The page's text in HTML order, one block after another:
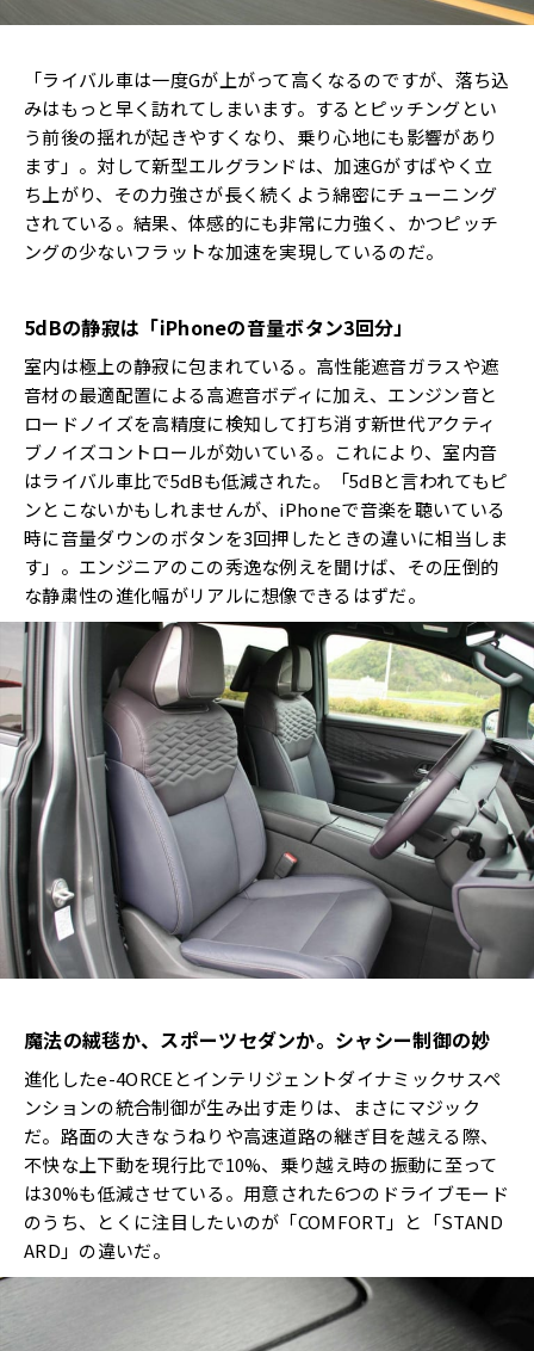
「ライバル車は一度Gが上がって高くなるのですが、落ち込
みはもっと早く訪れてしまいます。するとピッチングとい
う前後の揺れが起きやすくなり、乗り心地にも影響があり
ます」。対して新型エルグランドは、加速Gがすばやく立
ち上がり、その力強さが長く続くよう綿密にチューニング
されている。結果、体感的にも非常に力強く、かつピッチ
ングの少ないフラットな加速を実現しているのだ。
5dBの静寂は「iPhoneの音量ボタン3回分」
室内は極上の静寂に包まれている。高性能遮音ガラスや遮
音材の最適配置による高遮音ボディに加え、エンジン音と
ロードノイズを高精度に検知して打ち消す新世代アクティ
ブノイズコントロールが効いている。これにより、室内音
はライバル車比で5dBも低減された。「5dBと言われてもピ
ンとこないかもしれませんが、iPhoneで音楽を聴いている
時に音量ダウンのボタンを3回押したときの違いに相当しま
す」。エンジニアのこの秀逸な例えを聞けば、その圧倒的
な静粛性の進化幅がリアルに想像できるはずだ。
魔法の絨毯か、スポーツセダンか。シャシー制御の妙
進化したe-4ORCEとインテリジェントダイナミックサスペ
ンションの統合制御が生み出す走りは、まさにマジック
だ。路面の大きなうねりや高速道路の継ぎ目を越える際、
不快な上下動を現行比で10%、乗り越え時の振動に至って
は30%も低減させている。用意された6つのドライブモード
のうち、とくに注目したいのが「COMFORT」と「STAND
ARD」の違いだ。